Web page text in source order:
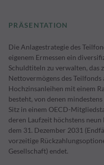
PRÄSENTATION
Die Anlagestrategie des
eigenem Ermessen ein
Schuldtiteln zu verwalten, das
Nettovermögens des
Hochzinsanleihen mit einem
besteht, von denen
Sitz in einem OECD-
deren Laufzeit höchstens neun
dem 31. Dezember 2031
vorzeitige
Gesellschaft) endet.